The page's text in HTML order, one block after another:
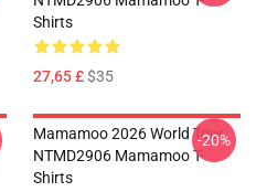
Shirts
27,65 £$35
Mamamoo 2026 World Tour
NTMD2906 Mamamoo T-
Shirts
-20%